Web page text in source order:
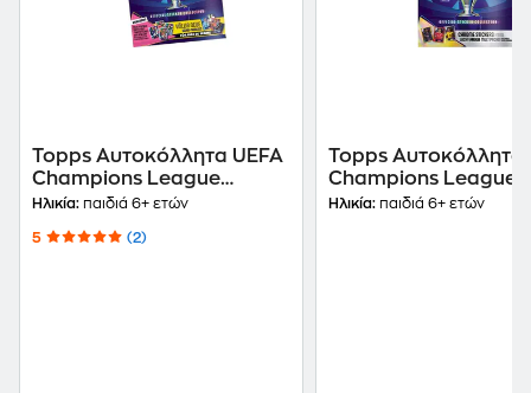
Topps Αυτοκόλλητα UEFA
Champions League
2025/26 Starter Pack
Ηλικία: παιδιά 6+ ετών
5 (2)
Topps Αυτοκόλλητα
Champions League
2025/26 Mega
Ηλικία: παιδιά 6+ ετών